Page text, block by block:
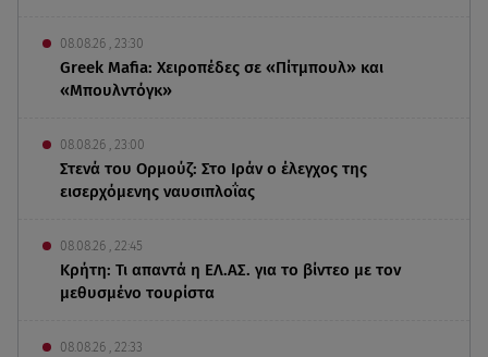
08.08.26 , 23:30
Greek Mafia: Χειροπέδες σε «Πίτμπουλ» και
«Μπουλντόγκ»
08.08.26 , 23:00
Στενά του Ορμούζ: Στο Ιράν ο έλεγχος της
εισερχόμενης ναυσιπλοΐας
08.08.26 , 22:45
Κρήτη: Τι απαντά η ΕΛ.ΑΣ. για το βίντεο με τον
μεθυσμένο τουρίστα
08.08.26 , 22:33